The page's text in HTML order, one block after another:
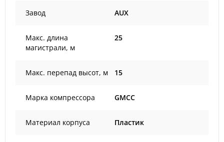
Завод AUX
Макс. длина
магистрали, м
25
Макс. перепад высот, м 15
Марка компрессора GMCC
Материал корпуса Пластик